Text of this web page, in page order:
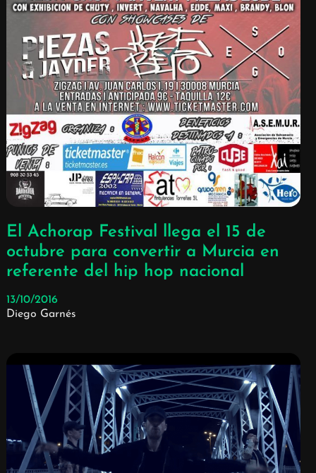
El Achorap Festival llega el 15 de
octubre para convertir a Murcia en
referente del hip hop nacional
13/10/2016
Diego Garnés